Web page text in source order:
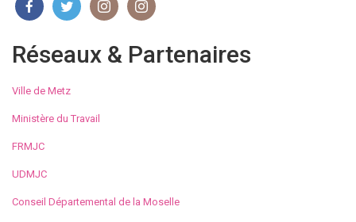
Réseaux & Partenaires
Ville de Metz
Ministère du Travail
FRMJC
UDMJC
Conseil Départemental de la Moselle